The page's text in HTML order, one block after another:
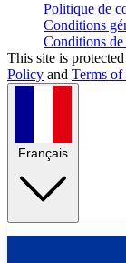
Politique de
Conditions
Conditions de
This site is
Policy and Terms of
Français